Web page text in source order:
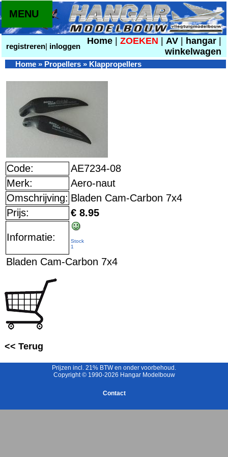
registreren| inloggen
Home ZOEKEN AV hangar
winkelwagen
MENU
Home » Propellers » Klappropellers
Code:
AE7234-08
Merk:
Aero-naut
Omschrijving: Bladen Cam-Carbon 7x4
Prijs:
€ 8.95
Informatie:
Stock
1
Bladen Cam-Carbon 7x4
<< Terug
Prijzen incl. 21% BTW en onder voorbehoud.
Copyright © 1990-2026 Hangar Modelbouw
Contact